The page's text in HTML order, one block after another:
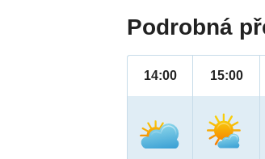
Podrobná
14:00 15:00